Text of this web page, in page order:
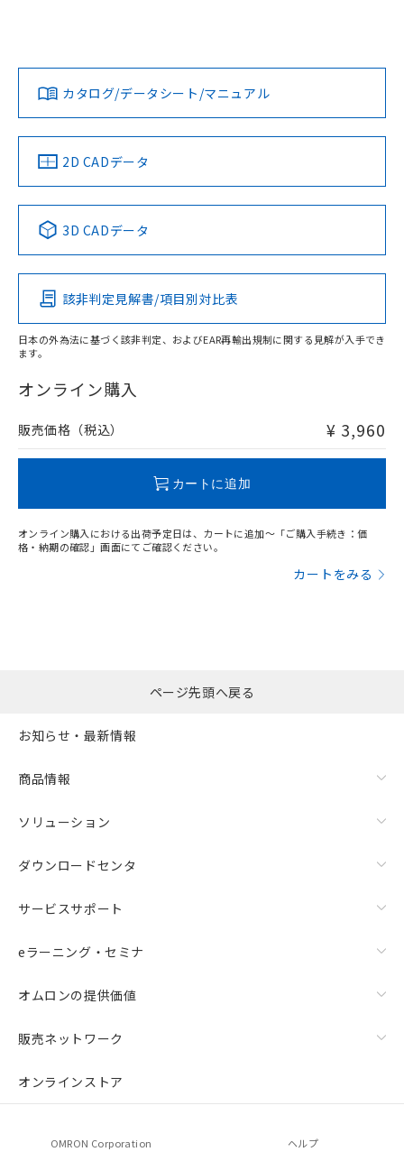
ダウンロードデータをご利用いただく前に、以下を必ずお読
みください。
ソフトウェアの使用条件
対応済み
中国 RoHS 注意事項・凡例
Pb Hg Cd Cr(VI)
O
在庫等で未対応品が混在する可能性があります。
問い合わせください。
LR型式承認
（イギリス
船舶規格）
DNV型式承認
（ノルウェー
BV型式承認
（フランス
KR型式
（韓国
Yes No No No
この製品の規格認証/適合状況ページへ
その他の認証はこちらのページからご検索ください
カタログ/データシート/マニュアル
2D CADデータ
3D CADデータ
該非判定見解書/項目別対比表
日本の外為法に基づく該非判定、およびEAR再輸出規制に関する見解が入手でき
ます。
オンライン購入
販売価格（税込） ¥ 3,960
カートに追加
オンライン購入における出荷予定日は、カートに追加～「ご購入手続き：価
格・納期の確認」画面にてご確認ください。
カートをみる
ページ先頭へ戻る
お知らせ・最新情報
商品情報
ソリューション
ダウンロードセンタ
サービスサポート
eラーニング・セミナ
オムロンの提供価値
販売ネットワーク
オンラインストア
OMRON Corporation ヘルプ